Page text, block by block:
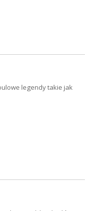
legendy takie jak